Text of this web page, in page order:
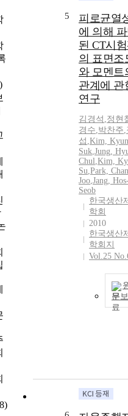
5
피로균열
에 의해
된 CT시
의 표면조
와 모멘트
관계에 관
연구
김경석 ,정현
경수,박찬주,
섭 ,Kim,
Suk,Jung,
Chul,Kim,
Su,Park,
Joo,Jang,
Seob
한국생산
학회
2010
한국생산
학회지
Vol.25
문